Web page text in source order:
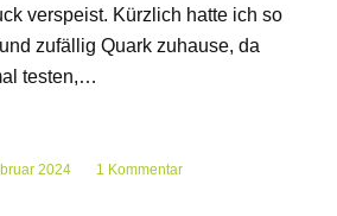
verspeist. Kürzlich hatte ich so
zufällig Quark zuhause, da
testen,…
2024
/ 1 Kommentar